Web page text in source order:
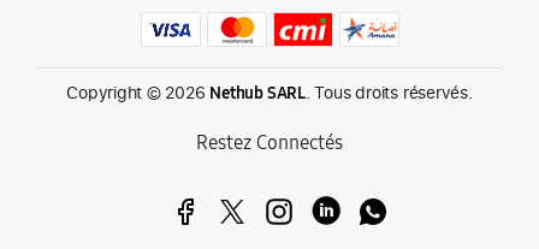
Produits phares chez Mediazone
Retrouvez chez Mediazone les références incontournables :
Copyright © 2026 Nethub SARL. Tous droits réservés.
Restez Connectés